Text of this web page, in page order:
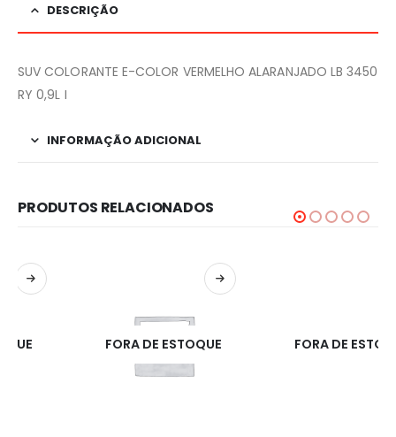
DESCRIÇÃO
SUV COLORANTE E-COLOR VERMELHO ALARANJADO LB 3450
RY 0,9L I
INFORMAÇÃO ADICIONAL
PRODUTOS RELACIONADOS
FORA DE ESTOQUE FORA DE ESTOQUE